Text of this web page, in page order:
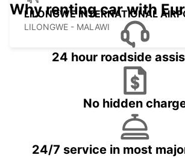
LILONGWE INTERNATIONAL
LILONGWE - MALAWI
Why renting car with
24 hour roadside
No hidden
24/7 service in most